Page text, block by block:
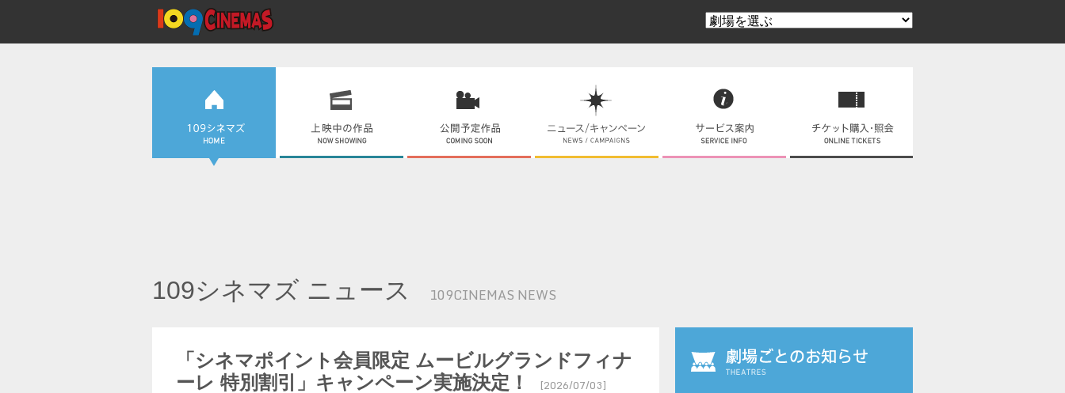
109シネマズ ニュース 109CINEMAS NEWS
「シネマポイント会員限定 ムービルグランドフィナ
ーレ 特別割引」キャンペーン実施決定！
[2026/07/03]